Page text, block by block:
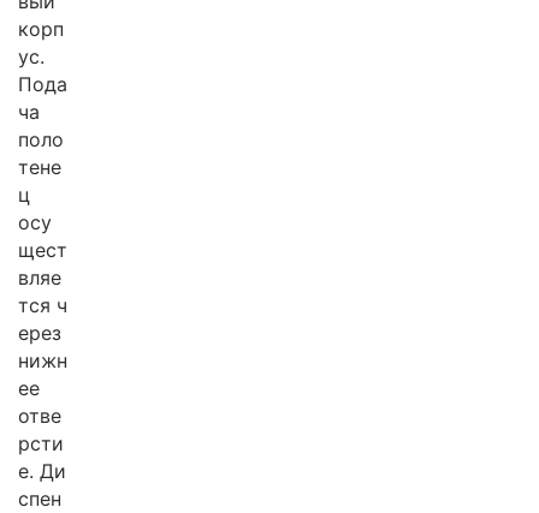
корп
ус.
Пода
ча
поло
тене
ц
осу
щест
вляе
тся ч
ерез
нижн
ее
отве
рсти
е. Ди
спен